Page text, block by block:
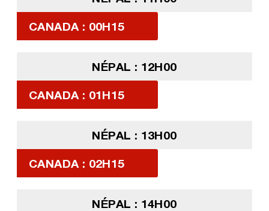
CANADA : 00H15
NÉPAL : 12H00
CANADA : 01H15
NÉPAL : 13H00
CANADA : 02H15
NÉPAL : 14H00